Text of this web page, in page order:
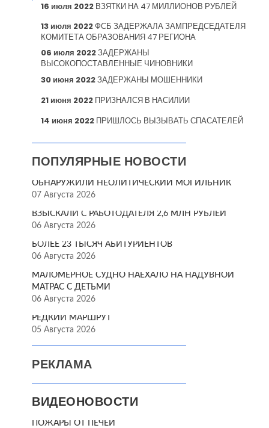
16 июля 2022 ВЗЯТКИ НА 47 МИЛЛИОНОВ РУБЛЕЙ
13 июля 2022ФСБ ЗАДЕРЖАЛА ЗАМПРЕДСЕДАТЕЛЯ
КОМИТЕТА ОБРАЗОВАНИЯ 47 РЕГИОНА
06 июля 2022ЗАДЕРЖАНЫ
ВЫСОКОПОСТАВЛЕННЫЕ ЧИНОВНИКИ
30 июня 2022ЗАДЕРЖАНЫ МОШЕННИКИ
21 июня 2022 ПРИЗНАЛСЯ В НАСИЛИИ
14 июня 2022 ПРИШЛОСЬ ВЫЗЫВАТЬ СПАСАТЕЛЕЙ
ПОПУЛЯРНЫЕ НОВОСТИ
ОБНАРУЖИЛИ НЕОЛИТИЧЕСКИЙ МОГИЛЬНИК
07 Августа 2026
ВЗЫСКАЛИ С РАБОТОДАТЕЛЯ 2,6 МЛН РУБЛЕЙ
06 Августа 2026
БОЛЕЕ 23 ТЫСЯЧ АБИТУРИЕНТОВ
06 Августа 2026
МАЛОМЕРНОЕ СУДНО НАЕХАЛО НА НАДУВНОЙ
МАТРАС С ДЕТЬМИ
06 Августа 2026
РЕДКИЙ МАРШРУТ
05 Августа 2026
РЕКЛАМА
ВИДЕОНОВОСТИ
ПОЖАРЫ ОТ ПЕЧЕЙ